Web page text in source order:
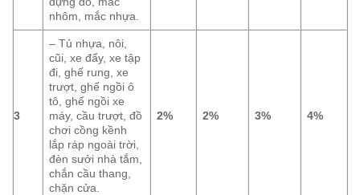
nhôm, mắc nhựa.
3
– Tủ nhựa, nôi,
cũi, xe đẩy, xe tập
đi, ghế rung, xe
trượt, ghế ngồi ô
tô, ghế ngồi xe
máy, cầu trượt, đồ
chơi cồng kềnh
lắp ráp ngoài trời,
đèn sưởi nhà tắm,
chắn cầu thang,
chặn cửa.
2% 2% 3% 4%